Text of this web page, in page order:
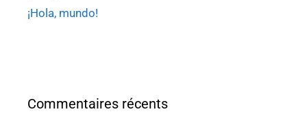
¡Hola, mundo!
Commentaires récents